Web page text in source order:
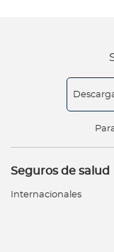
Seguros de salud
Internacionales